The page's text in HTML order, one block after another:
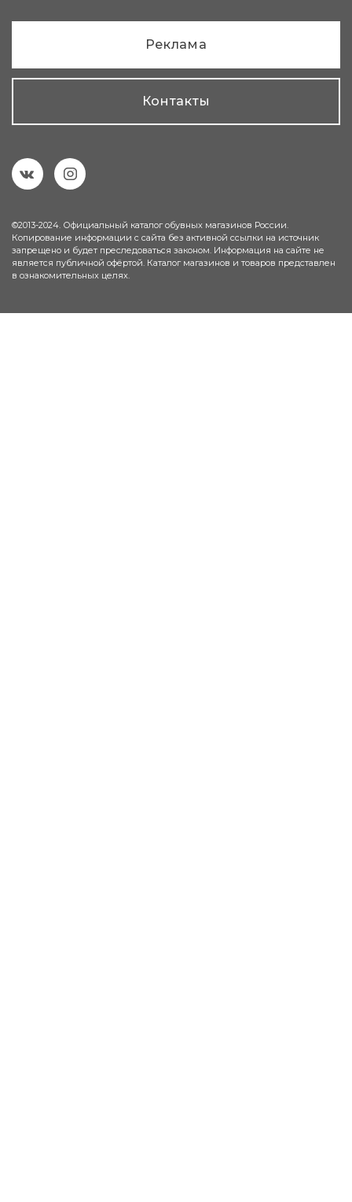
Реклама
Контакты
©2013-2024. Официальный каталог обувных магазинов России.
Копирование информации с сайта без активной ссылки на источник
запрещено и будет преследоваться законом. Информация на сайте не
является публичной офёртой. Каталог магазинов и товаров представлен
в ознакомительных целях.